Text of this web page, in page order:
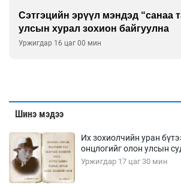
Сэтгэцийн эрүүл мэндэд “санаа
улсын хурал зохион байгуулна
Уржигдар 16 цаг 00 мин
Шинэ мэдээ
Их зохиолчийн уран
онцлогийг олон улсын
Уржигдар 17 цаг 30 мин